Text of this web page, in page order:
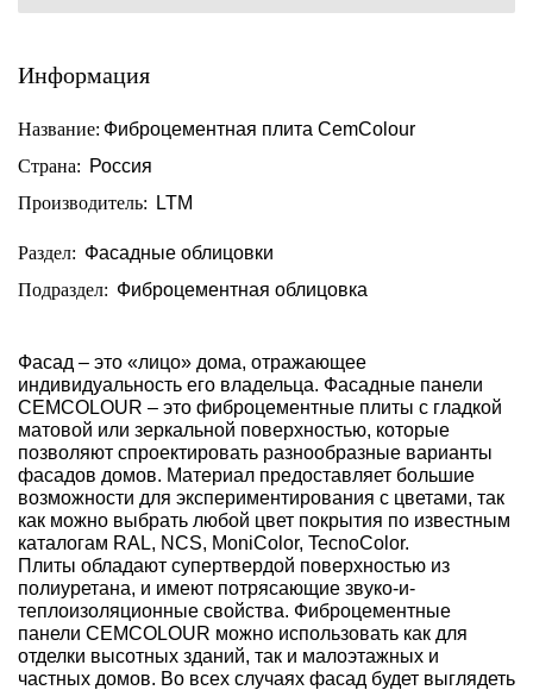
Информация
Название: Фиброцементная плита CemColour
Страна: Россия
Производитель:
LTM
Раздел: Фасадные облицовки
Подраздел: Фиброцементная облицовка
Фасад – это «лицо» дома, отражающее
индивидуальность его владельца. Фасадные панели
CEMCOLOUR – это фиброцементные плиты с гладкой
матовой или зеркальной поверхностью, которые
позволяют спроектировать разнообразные варианты
фасадов домов. Материал предоставляет большие
возможности для экспериментирования с цветами, так
как можно выбрать любой цвет покрытия по известным
каталогам RAL, NCS, MoniColor, TecnoColor.
Плиты обладают супертвердой поверхностью из
полиуретана, и имеют потрясающие звуко-и-
теплоизоляционные свойства. Фиброцементные
панели CEMCOLOUR можно использовать как для
отделки высотных зданий, так и малоэтажных и
частных домов. Во всех случаях фасад будет выглядеть